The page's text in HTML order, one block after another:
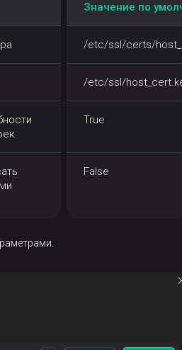
Значение по
/etc/ssl/certs/
/etc/ssl/
True
False